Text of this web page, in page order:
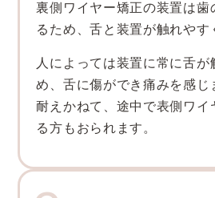
裏側ワイヤー矯正の装置は歯
るため、舌と装置が触れやす
人によっては装置に常に舌が
め、舌に傷ができ痛みを感じ
耐えかねて、途中で表側ワイ
る方もおられます。